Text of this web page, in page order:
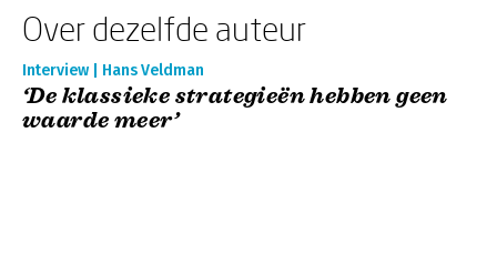
Over dezelfde auteur
Interview | Hans Veldman
‘De klassieke strategieën hebben geen
waarde meer’